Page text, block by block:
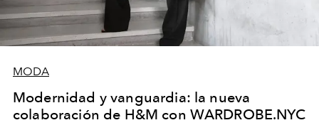
MODA
Modernidad y vanguardia: la nueva
colaboración de H&M con WARDROBE.NYC